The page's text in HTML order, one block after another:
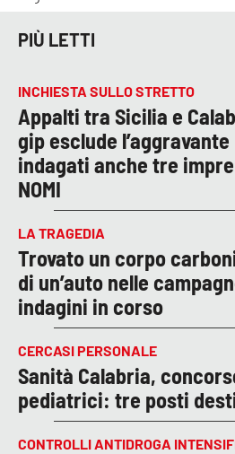
PIÙ LETTI
INCHIESTA SULLO STRETTO
Appalti tra Sicilia e
gip esclude
indagati anche tre
NOMI
LA TRAGEDIA
Trovato un corpo
di un’auto nelle
indagini in corso
CERCASI PERSONALE
Sanità Calabria,
pediatrici: tre posti
CONTROLLI ANTIDROGA